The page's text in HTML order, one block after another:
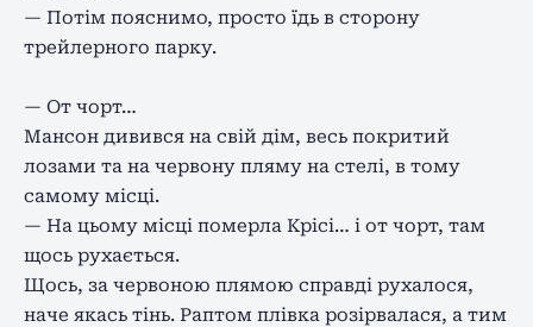
— Потім пояснимо, просто їдь в сторону
трейлерного парку.
— От чорт…
Мансон дивився на свій дім, весь покритий
лозами та на червону пляму на стелі, в тому
самому місці.
— На цьому місці померла Крісі… і от чорт, там
щось рухається.
Щось, за червоною плямою справді рухалося,
наче якась тінь. Раптом плівка розірвалася, а тим